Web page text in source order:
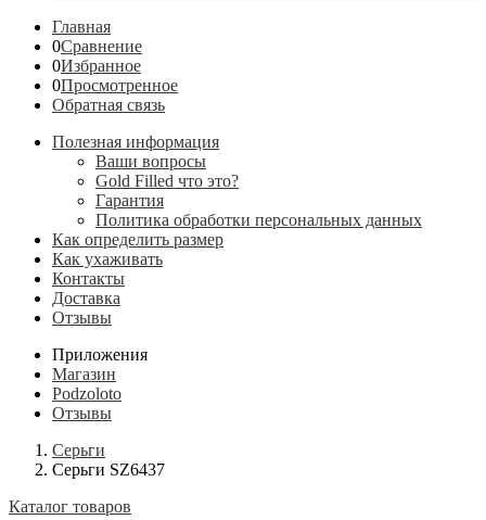
Главная
0Сравнение
0Избранное
0Просмотренное
Обратная связь
Полезная информация
Ваши вопросы
Gold Filled что это?
Гарантия
Политика обработки персональных данных
Как определить размер
Как ухаживать
Контакты
Доставка
Отзывы
Приложения
Магазин
Podzoloto
Отзывы
Серьги
Серьги SZ6437
Каталог товаров